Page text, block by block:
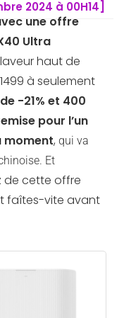
2024 à 00H14]
une offre
Ultra
haut de
à seulement
-21% et 400
pour l’un
moment, qui va
Et
de cette offre
faîtes-vite avant